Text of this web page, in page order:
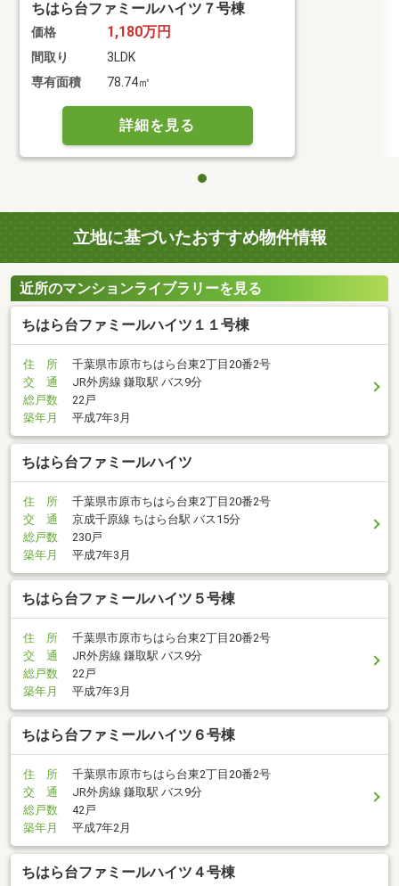
ちはら台ファミールハイツ７号棟
価格 1,180万円
間取り
3LDK
専有面積
78.74㎡
詳細を見る
立地に基づいたおすすめ物件情報
近所のマンションライブラリーを見る
ちはら台ファミールハイツ１１号棟
住 所
千葉県市原市ちはら台東2丁目20番2号
交 通
JR外房線 鎌取駅 バス9分
総戸数
22戸
築年月
平成7年3月
ちはら台ファミールハイツ
住 所
千葉県市原市ちはら台東2丁目20番2号
交 通
京成千原線 ちはら台駅 バス15分
総戸数
230戸
築年月
平成7年3月
ちはら台ファミールハイツ５号棟
住 所
千葉県市原市ちはら台東2丁目20番2号
交 通
JR外房線 鎌取駅 バス9分
総戸数
22戸
築年月
平成7年3月
ちはら台ファミールハイツ６号棟
住 所
千葉県市原市ちはら台東2丁目20番2号
交 通
JR外房線 鎌取駅 バス9分
総戸数
42戸
築年月
平成7年2月
ちはら台ファミールハイツ４号棟